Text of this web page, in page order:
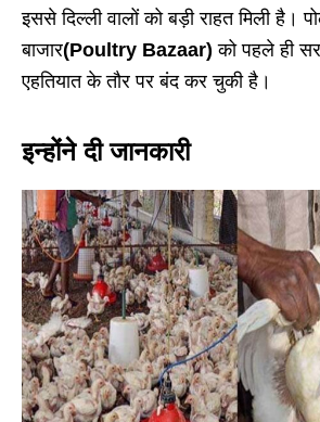
इससे दिल्ली वालों को बड़ी राहत मिली है।
बाजार(Poultry Bazaar) को पहले ही
एहतियात के तौर पर बंद कर चुकी है।
इन्होंने दी जानकारी